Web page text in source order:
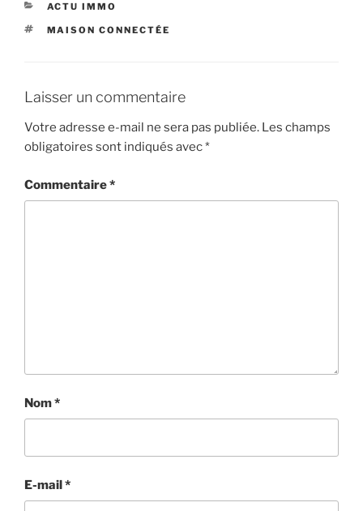
CATÉGORIES
ACTU IMMO
ÉTIQUETTES
MAISON CONNECTÉE
Laisser un commentaire
Votre adresse e-mail ne sera pas publiée. Les champs
obligatoires sont indiqués avec*
Commentaire*
Nom*
E-mail*